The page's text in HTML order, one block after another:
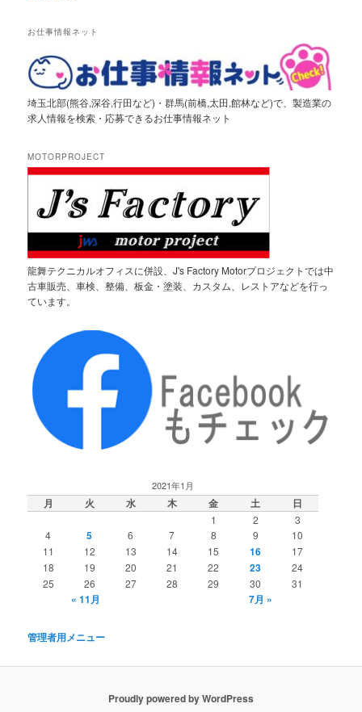
お仕事情報ネット
埼玉北部(熊谷,深谷,行田など)・群馬(前橋,太田,館林など)で、製造業の
求人情報を検索・応募できるお仕事情報ネット
MOTORPROJECT
龍舞テクニカルオフィスに併設、J's Factory Motorプロジェクトでは中
古車販売、車検、整備、板金・塗装、カスタム、レストアなどを行っ
ています。
2021年1月
月 火 水 木 金 土 日
1 2
3
4
5 6 7 8 9
10
11
12 13 14 15 16
17
18
19 20 21 22 23
24
25
26 27 28 29 30 31
« 11月 7月 »
管理者用メニュー
Proudly powered by WordPress